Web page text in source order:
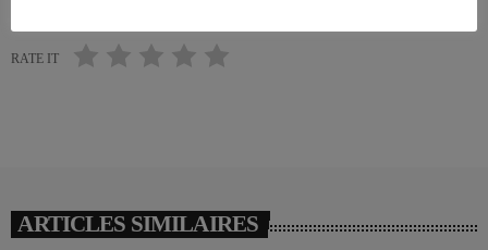
RATE IT
ARTICLES SIMILAIRES